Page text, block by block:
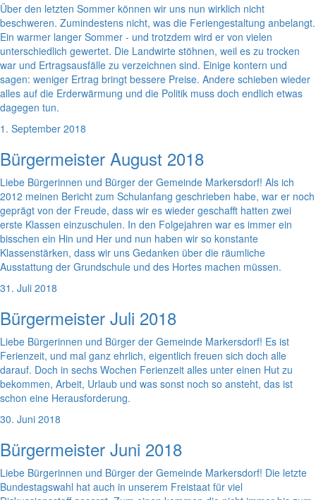
Über den letzten Sommer können wir uns nun wirklich nicht
beschweren. Zumindestens nicht, was die Feriengestaltung anbelangt.
Ein warmer langer Sommer - und trotzdem wird er von vielen
unterschiedlich gewertet. Die Landwirte stöhnen, weil es zu trocken
war und Ertragsausfälle zu verzeichnen sind. Einige kontern und
sagen: weniger Ertrag bringt bessere Preise. Andere schieben wieder
alles auf die Erderwärmung und die Politik muss doch endlich etwas
dagegen tun.
1. September 2018
Bürgermeister August 2018
Liebe Bürgerinnen und Bürger der Gemeinde Markersdorf! Als ich
2012 meinen Bericht zum Schulanfang geschrieben habe, war er noch
geprägt von der Freude, dass wir es wieder geschafft hatten zwei
erste Klassen einzuschulen. In den Folgejahren war es immer ein
bisschen ein Hin und Her und nun haben wir so konstante
Klassenstärken, dass wir uns Gedanken über die räumliche
Ausstattung der Grundschule und des Hortes machen müssen.
31. Juli 2018
Bürgermeister Juli 2018
Liebe Bürgerinnen und Bürger der Gemeinde Markersdorf! Es ist
Ferienzeit, und mal ganz ehrlich, eigentlich freuen sich doch alle
darauf. Doch in sechs Wochen Ferienzeit alles unter einen Hut zu
bekommen, Arbeit, Urlaub und was sonst noch so ansteht, das ist
schon eine Herausforderung.
30. Juni 2018
Bürgermeister Juni 2018
Liebe Bürgerinnen und Bürger der Gemeinde Markersdorf! Die letzte
Bundestagswahl hat auch in unserem Freistaat für viel